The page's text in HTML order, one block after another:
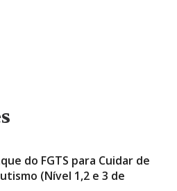
do FGTS para Cuidar de
(Nível 1,2 e 3 de